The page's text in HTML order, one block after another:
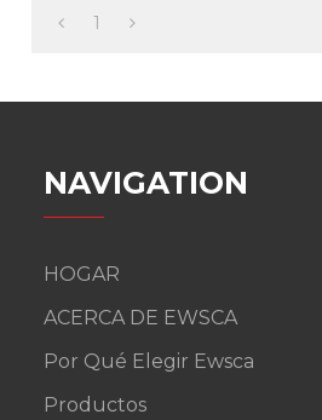
1
NAVIGATION
HOGAR
ACERCA DE EWSCA
Por Qué Elegir Ewsca
Productos